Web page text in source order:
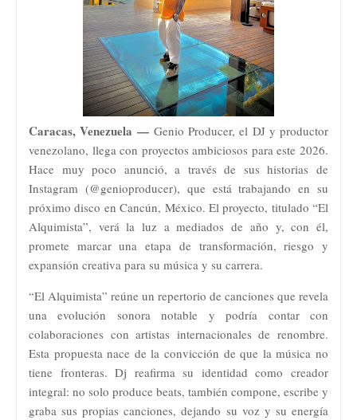
Caracas, Venezuela — Genio Producer, el DJ y productor
venezolano, llega con proyectos ambiciosos para este 2026.
Hace muy poco anunció, a través de sus historias de
Instagram (@genioproducer), que está trabajando en su
próximo disco en Cancún, México. El proyecto, titulado “El
Alquimista”, verá la luz a mediados de año y, con él,
promete marcar una etapa de transformación, riesgo y
expansión creativa para su música y su carrera.
“El Alquimista” reúne un repertorio de canciones que revela
una evolución sonora notable y podría contar con
colaboraciones con artistas internacionales de renombre.
Esta propuesta nace de la convicción de que la música no
tiene fronteras. Dj reafirma su identidad como creador
integral: no solo produce beats, también compone, escribe y
graba sus propias canciones, dejando su voz y su energía